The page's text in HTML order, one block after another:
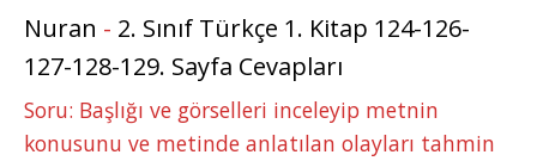
Nuran - 2. Sınıf Türkçe 1. Kitap 124-126-
127-128-129. Sayfa Cevapları
Soru: Başlığı ve görselleri inceleyip metnin
konusunu ve metinde anlatılan olayları tahmin